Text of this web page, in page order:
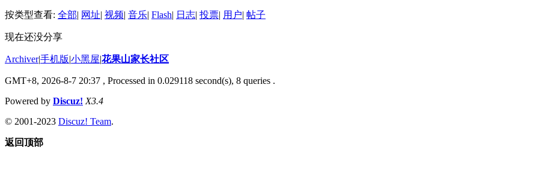
按类型查看: 全部| 网址| 视频| 音乐| Flash| 日志| 投票| 用户| 帖子
现在还没分享
Archiver|手机版|小黑屋|花果山家长社区
GMT+8, 2026-8-7 20:37 , Processed in 0.029118 second(s), 8 queries .
Powered by Discuz! X3.4
© 2001-2023 Discuz! Team.
返回顶部